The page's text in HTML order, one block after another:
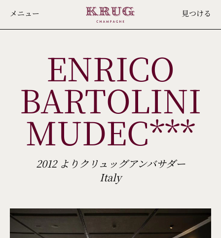
メニュー 見つける
ENRICO
BARTOLINI
MUDEC***
2012 よりクリュッグアンバサダー
Italy